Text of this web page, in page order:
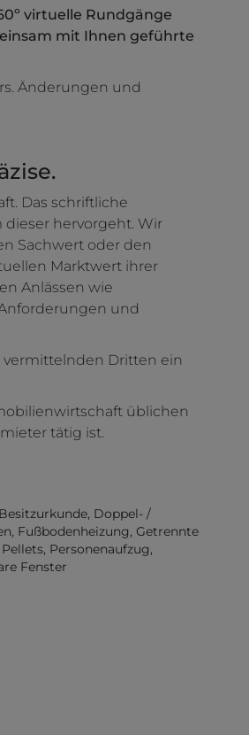
virtuelle Rundgänge
mit Ihnen geführte
Änderungen und
Das schriftliche
hervorgeht. Wir
Sachwert oder den
Marktwert ihrer
Anlässen wie
und
vermittelnden Dritten ein
üblichen
tätig ist.
Besitzurkunde Doppel- /
Fußbodenheizung Getrennte
Pellets Personenaufzug
Fenster